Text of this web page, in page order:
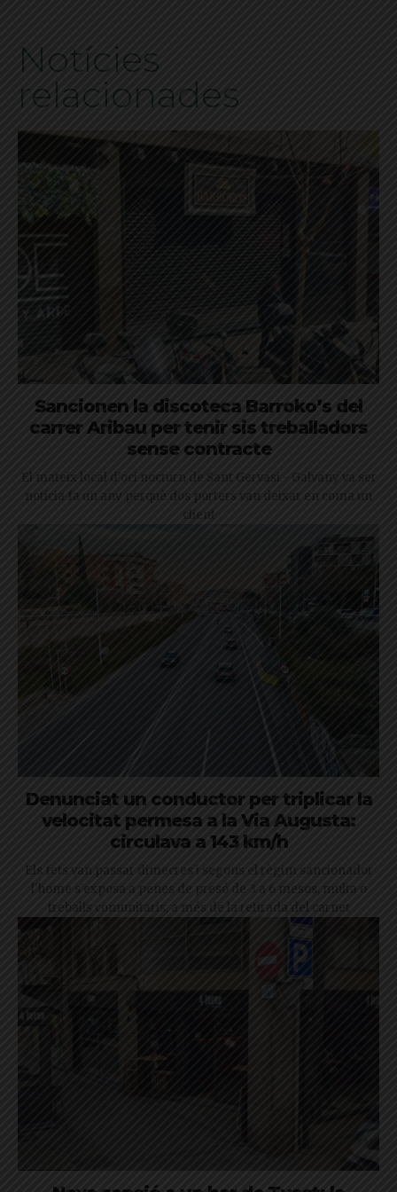
Notícies
relacionades
Sancionen la discoteca Barroko’s del
carrer Aribau per tenir sis treballadors
sense contracte
El mateix local d'oci nocturn de Sant Gervasi - Galvany va ser
notícia fa un any perquè dos porters van deixar en coma un
client
Denunciat un conductor per triplicar la
velocitat permesa a la Via Augusta:
circulava a 143 km/h
Els fets van passar dimecres i segons el règim sancionador
l'home s'exposa a penes de presó de 3 a 6 mesos, multa o
treballs comunitaris, a més de la retirada del carnet